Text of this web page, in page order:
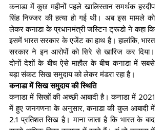
कनाडा में कुछ महीनों पहले खालिस्तान समर्थक हरदीप
सिंह निज्जर की हत्या हो गई थी। अब इस मामले को
लेकर कनाडा के प्रधानमंत्री जस्टिन ट्रूडो ने कहा कि
इसमें भारत सरकार के एजेंट का हाथ है। हालांकि, भारत
सरकार ने इन आरोपों को सिरे से खारिज कर दिया।
दोनों देशों के बीच ऐसे माहौल के बीच कनाडा में सबसे
बड़ा संकट सिख समुदाय को लेकर मंडरा रहा है।
कनाडा में सिख समुदाय की स्थिति
कनाडा में सिखों की अच्छी आबादी है। कनाडा में 2021
में हुए जनगणना के अनुसार, कनाडा की कुल आबादी में
2.1 प्रतिशत सिख है। माना जाता है कि भारत के बाद